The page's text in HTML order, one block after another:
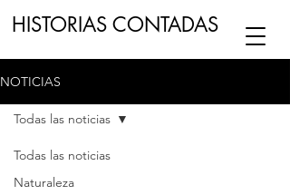
HISTORIAS CONTADAS
NUESTRO CANAL DE
ESCRIBENOS
NOTICIAS
Todas las noticias
Naturaleza
Todas las noticias